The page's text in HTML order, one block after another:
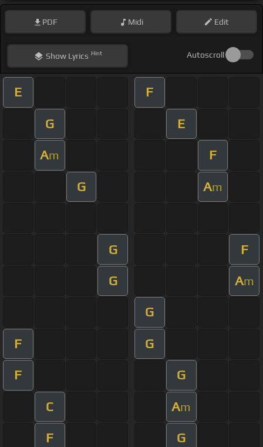
PDF Midi Edit
ShowLyrics Hint Autoscroll
E F
G E
Am F
G Am
G F
G Am
G
F G
F G
C Am
F G